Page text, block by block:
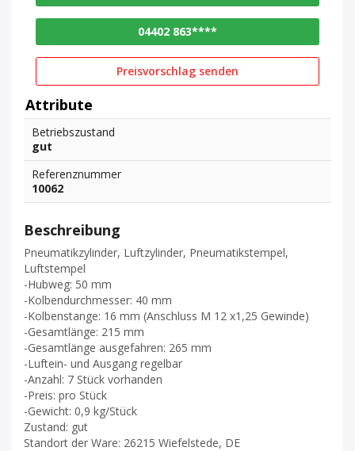
04402 863****
Preisvorschlag senden
Attribute
Betriebszustand
gut
Referenznummer
10062
Beschreibung
Pneumatikzylinder, Luftzylinder, Pneumatikstempel,
Luftstempel
-Hubweg: 50 mm
-Kolbendurchmesser: 40 mm
-Kolbenstange: 16 mm (Anschluss M 12 x1,25 Gewinde)
-Gesamtlänge: 215 mm
-Gesamtlänge ausgefahren: 265 mm
-Luftein- und Ausgang regelbar
-Anzahl: 7 Stück vorhanden
-Preis: pro Stück
-Gewicht: 0,9 kg/Stück
Zustand: gut
Standort der Ware: 26215 Wiefelstede, DE